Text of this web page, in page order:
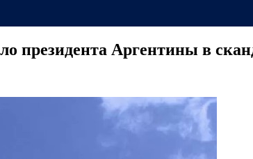
президента Аргентины в